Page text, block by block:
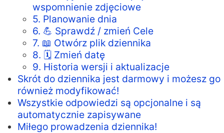
wspomnienie zdjęciowe
5. Planowanie dnia
6. 💪 Sprawdź / zmień Cele
7. 📖 Otwórz plik dziennika
8. 🗓️ Zmień datę
9. Historia wersji i aktualizacje
Skrót do dziennika jest darmowy i możesz go
również modyfikować!
Wszystkie odpowiedzi są opcjonalne i są
automatycznie zapisywane
Miłego prowadzenia dziennika!